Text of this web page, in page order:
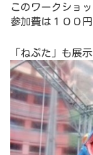
このワークショ
参加費は１００円
「ねぷた」も展